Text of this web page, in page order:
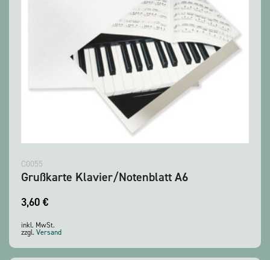
C0055
Grußkarte Klavier/Notenblatt A6
3,60 €
inkl. MwSt.
zzgl. Versand